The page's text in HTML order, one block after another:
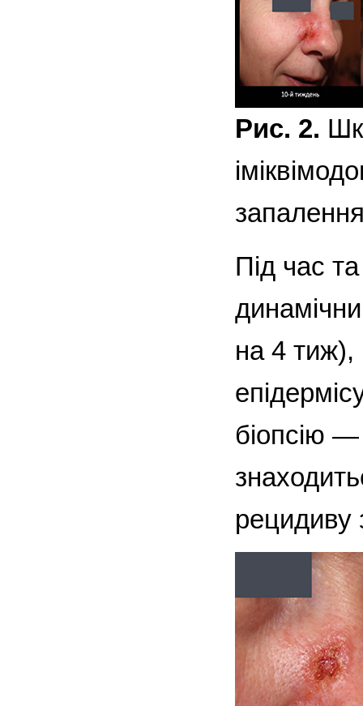
Рис. 2.
Під час
на 4 тиж),
біопсію
рецидиву